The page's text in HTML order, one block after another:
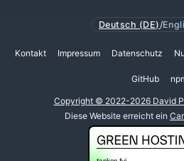
Deutsch (DE) /
Kontakt Impressum Datenschutz
GitHub
Copyright © 2022-2026 David
Diese Website erreicht ein